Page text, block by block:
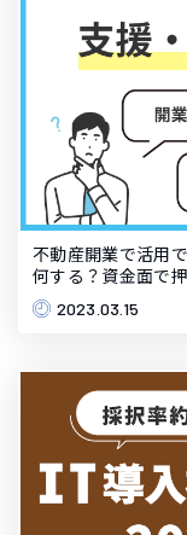
不動産開業で活用
何する？資金面で
2023.03.15